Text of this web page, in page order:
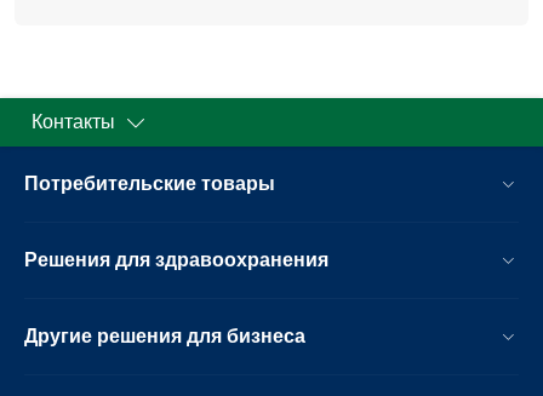
Контакты
Потребительские товары
Решения для здравоохранения
Другие решения для бизнеса